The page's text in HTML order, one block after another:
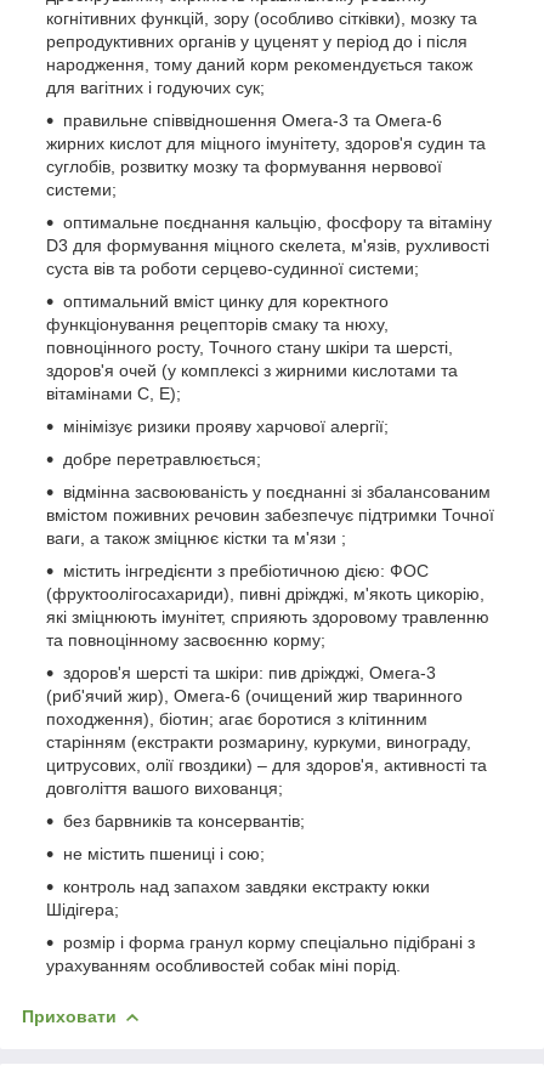
когнітивних функцій, зору (особливо сітківки), мозку та
репродуктивних органів у цуценят у період до і після
народження, тому даний корм рекомендується також
для вагітних і годуючих сук;
правильне співвідношення Омега-3 та Омега-6
жирних кислот для міцного імунітету, здоров'я судин та
суглобів, розвитку мозку та формування нервової
системи;
оптимальне поєднання кальцію, фосфору та вітаміну
D3 для формування міцного скелета, м'язів, рухливості
суста вів та роботи серцево-судинної системи;
оптимальний вміст цинку для коректного
функціонування рецепторів смаку та нюху,
повноцінного росту, Точного стану шкіри та шерсті,
здоров'я очей (у комплексі з жирними кислотами та
вітамінами С, Е);
мінімізує ризики прояву харчової алергії;
добре перетравлюється;
відмінна засвоюваність у поєднанні зі збалансованим
вмістом поживних речовин забезпечує підтримки Точної
ваги, а також зміцнює кістки та м'язи ;
містить інгредієнти з пребіотичною дією: ФОС
(фруктоолігосахариди), пивні дріжджі, м'якоть цикорію,
які зміцнюють імунітет, сприяють здоровому травленню
та повноцінному засвоєнню корму;
здоров'я шерсті та шкіри: пив дріжджі, Омега-3
(риб'ячий жир), Омега-6 (очищений жир тваринного
походження), біотин; агає боротися з клітинним
старінням (екстракти розмарину, куркуми, винограду,
цитрусових, олії гвоздики) – для здоров'я, активності та
довголіття вашого вихованця;
без барвників та консервантів;
не містить пшениці і сою;
контроль над запахом завдяки екстракту юкки
Шідігера;
розмір і форма гранул корму спеціально підібрані з
урахуванням особливостей собак міні порід.
Приховати